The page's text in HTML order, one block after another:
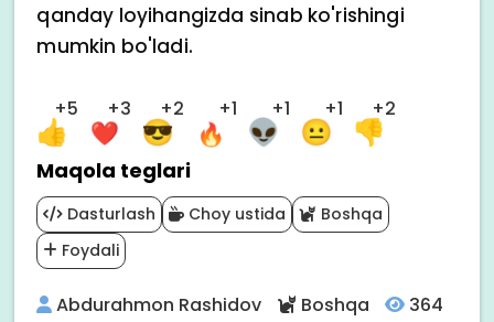
qanday loyihangizda sinab ko'rishingi
mumkin bo'ladi.
+5 +3 +2 +1 +1 +1 +2
Maqola teglari
Dasturlash Choy ustida
Boshqa
Foydali
Abdurahmon Rashidov Boshqa
364